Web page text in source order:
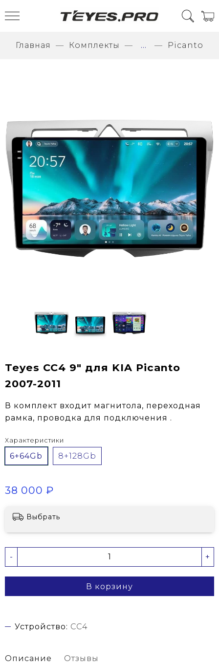
Главная Комплекты ... Picanto
Teyes CC4 9" для KIA Picanto
2007-2011
В комплект входит магнитола, переходная
рамка, проводка для подключения .
Характеристики
6+64Gb 8+128Gb
38 000 ₽
Выбрать
- +
В корзину
Устройство: CC4
Описание Отзывы